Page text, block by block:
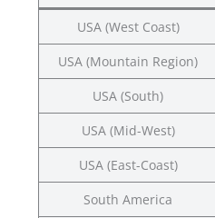
USA (West Coast)
USA (Mountain Region)
USA (South)
USA (Mid-West)
USA (East-Coast)
South America